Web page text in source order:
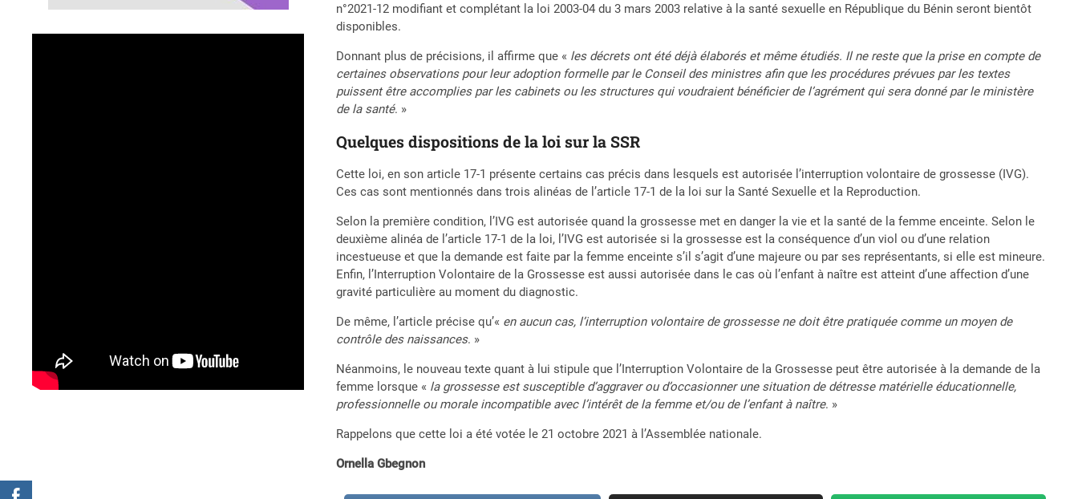
n°2021-12 modifiant et complétant la loi 2003-04 du 3 mars 2003 relative à la santé sexuelle en République du Bénin seront bientôt
disponibles.
Donnant plus de précisions, il affirme que « les décrets ont été déjà élaborés et même étudiés. Il ne reste que la prise en compte de
certaines observations pour leur adoption formelle par le Conseil des ministres afin que les procédures prévues par les textes
puissent être accomplies par les cabinets ou les structures qui voudraient bénéficier de l’agrément qui sera donné par le ministère
de la santé. »
Quelques dispositions de la loi sur la SSR
Cette loi, en son article 17-1 présente certains cas précis dans lesquels est autorisée l’interruption volontaire de grossesse (IVG).
Ces cas sont mentionnés dans trois alinéas de l’article 17-1 de la loi sur la Santé Sexuelle et la Reproduction.
Selon la première condition, l’IVG est autorisée quand la grossesse met en danger la vie et la santé de la femme enceinte. Selon le
deuxième alinéa de l’article 17-1 de la loi, l’IVG est autorisée si la grossesse est la conséquence d’un viol ou d’une relation
incestueuse et que la demande est faite par la femme enceinte s’il s’agit d’une majeure ou par ses représentants, si elle est mineure.
Enfin, l’Interruption Volontaire de la Grossesse est aussi autorisée dans le cas où l’enfant à naître est atteint d’une affection d’une
gravité particulière au moment du diagnostic.
De même, l’article précise qu’« en aucun cas, l’interruption volontaire de grossesse ne doit être pratiquée comme un moyen de
contrôle des naissances. »
Néanmoins, le nouveau texte quant à lui stipule que l’Interruption Volontaire de la Grossesse peut être autorisée à la demande de la
femme lorsque « la grossesse est susceptible d’aggraver ou d’occasionner une situation de détresse matérielle éducationnelle,
professionnelle ou morale incompatible avec l’intérêt de la femme et/ou de l’enfant à naître. »
Rappelons que cette loi a été votée le 21 octobre 2021 à l’Assemblée nationale.
Ornella Gbegnon